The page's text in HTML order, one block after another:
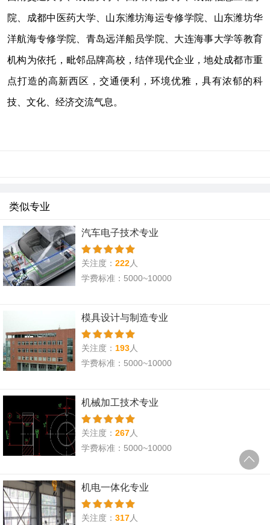
院、成都中医药大学、山东潍坊海运专修学院、山东潍坊华
洋航海专修学院、青岛远洋船员学院、大连海事大学等教育
机构为依托，毗邻品牌高校，结伴现代企业，地处成都市重
点打造的高新西区，交通便利，环境优雅，具有浓郁的科
技、文化、经济交流气息。
类似专业
汽车电子技术专业
关注度： 222人
学费标准：5000~10000
模具设计与制造专业
关注度： 193人
学费标准：5000~10000
机械加工技术专业
关注度： 267人
学费标准：5000~10000
机电一体化专业
关注度： 317人